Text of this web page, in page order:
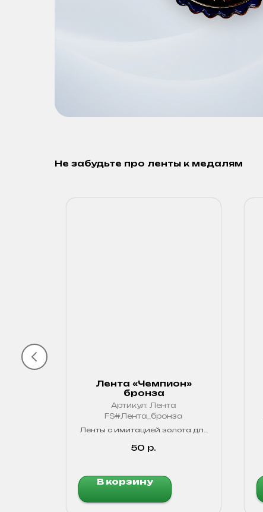
Не забудьте про ленты к медалям
Лента «Чемпион»
бронза
Артикул: Лента
FS#Лента_бронза
Ленты с имитацией золота для
победителей в любых
соревнованиях.
50 р.
В корзину